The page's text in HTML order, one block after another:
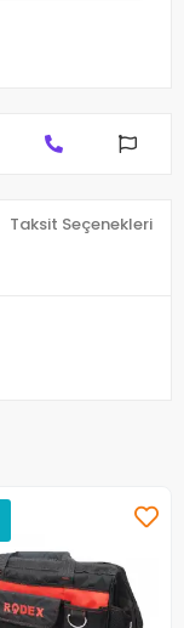
Taksit Seçenekleri